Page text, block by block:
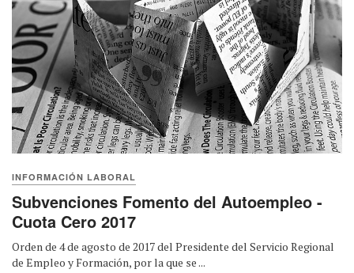
INFORMACIÓN LABORAL
Subvenciones Fomento del Autoempleo -
Cuota Cero 2017
Orden de 4 de agosto de 2017 del Presidente del Servicio Regional
de Empleo y Formación, por la que se ...